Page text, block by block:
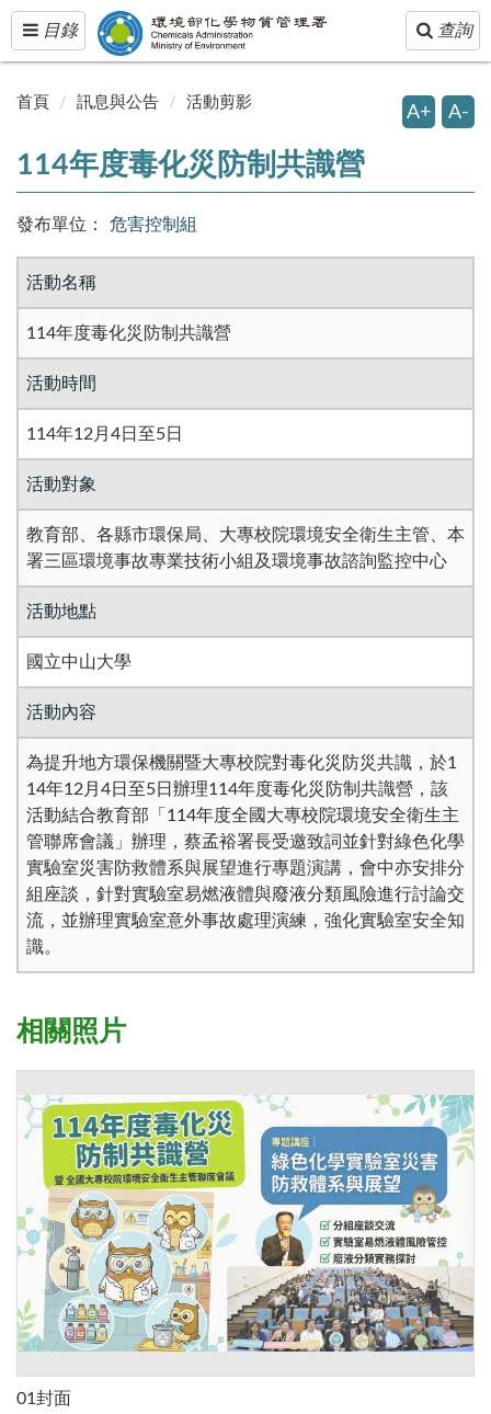
Toggle
navigation
目錄
Toggle
navigation
查詢
首頁 訊息與公告 活動剪影
A+ A-
114年度毒化災防制共識營
發布單位： 危害控制組
活動名稱
114年度毒化災防制共識營
活動時間
114年12月4日至5日
活動對象
教育部、各縣市環保局、大專校院環境安全衛生主管、本
署三區環境事故專業技術小組及環境事故諮詢監控中心
活動地點
國立中山大學
活動內容
為提升地方環保機關暨大專校院對毒化災防災共識，於1
14年12月4日至5日辦理114年度毒化災防制共識營，該
活動結合教育部「114年度全國大專校院環境安全衛生主
管聯席會議」辦理，蔡孟裕署長受邀致詞並針對綠色化學
實驗室災害防救體系與展望進行專題演講，會中亦安排分
組座談，針對實驗室易燃液體與廢液分類風險進行討論交
流，並辦理實驗室意外事故處理演練，強化實驗室安全知
識。
相關照片
01封面